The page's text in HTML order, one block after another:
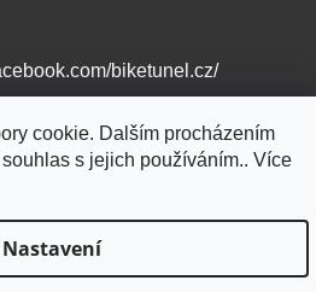
cookie. Dalším procházením
s jejich používáním.. Více
Nastavení
biketunel.cz/
. Všechna práva vyhrazena.